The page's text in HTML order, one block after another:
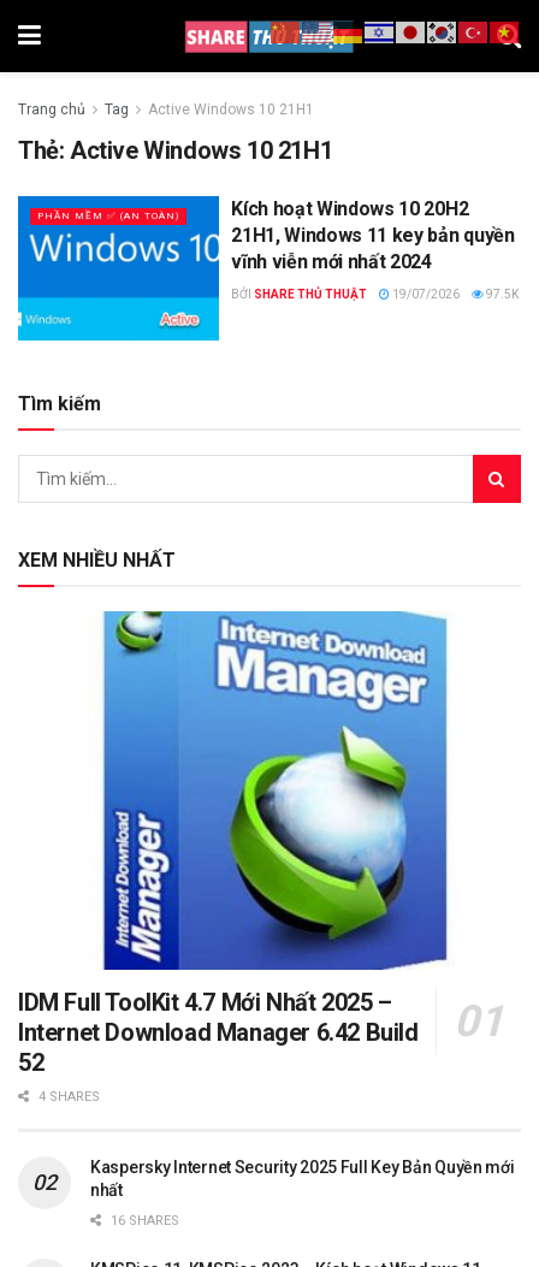
Trang chủ Tag Active Windows 10 21H1
Thẻ:Active Windows 10 21H1
PHẦN MỀM ✅ (AN TOÀN)
Kích hoạt Windows 10 20H2
21H1, Windows 11 key bản quyền
vĩnh viễn mới nhất 2024
BỞI SHARE THỦ THUẬT 19/07/2026 97.5K
Tìm kiếm
XEM NHIỀU NHẤT
IDM Full ToolKit 4.7 Mới Nhất 2025 –
Internet Download Manager 6.42 Build
52
4 SHARES
Kaspersky Internet Security 2025 Full Key Bản Quyền mới
nhất
16 SHARES